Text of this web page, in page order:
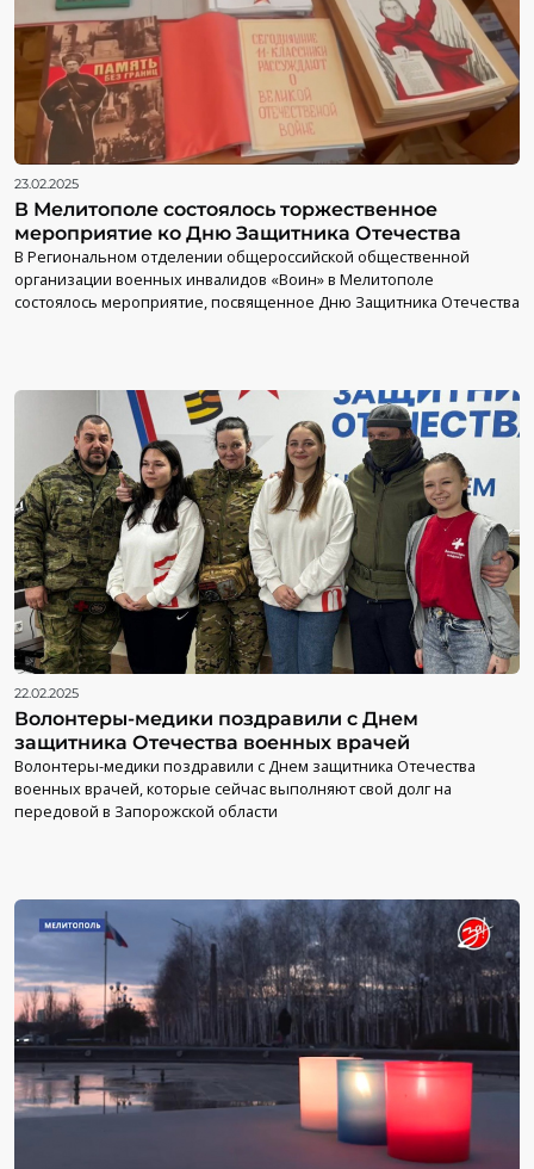
23.02.2025
В Мелитополе состоялось торжественное
мероприятие ко Дню Защитника Отечества
В Региональном отделении общероссийской общественной
организации военных инвалидов «Воин» в Мелитополе
состоялось мероприятие, посвященное Дню Защитника Отечества
22.02.2025
Волонтеры-медики поздравили с Днем
защитника Отечества военных врачей
Волонтеры-медики поздравили с Днем защитника Отечества
военных врачей, которые сейчас выполняют свой долг на
передовой в Запорожской области